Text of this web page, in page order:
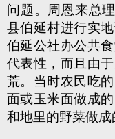
问题。周恩来总
县伯延村进行实
伯延公社办公共
代表性，而且由
荒。当时农民吃
面或玉米面做成
和地里的野菜做成